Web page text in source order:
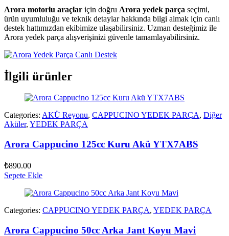
Arora motorlu araçlar için doğru Arora yedek parça seçimi,
ürün uyumluluğu ve teknik detaylar hakkında bilgi almak için canlı
destek hattımızdan ekibimize ulaşabilirsiniz. Uzman desteğimiz ile
Arora yedek parça alışverişinizi güvenle tamamlayabilirsiniz.
İlgili ürünler
Categories: AKÜ Reyonu, CAPPUCINO YEDEK PARÇA, Diğer
Aküler, YEDEK PARÇA
Arora Cappucino 125cc Kuru Akü YTX7ABS
₺890.00
Sepete Ekle
Categories: CAPPUCINO YEDEK PARÇA, YEDEK PARÇA
Arora Cappucino 50cc Arka Jant Koyu Mavi